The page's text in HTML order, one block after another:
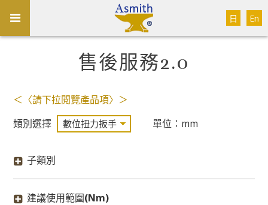
En
日
售後服務2.0
＜〈請下拉閱覽產品項〉＞
類別選擇
單位：mm
子類別
建議使用範圍(Nm)